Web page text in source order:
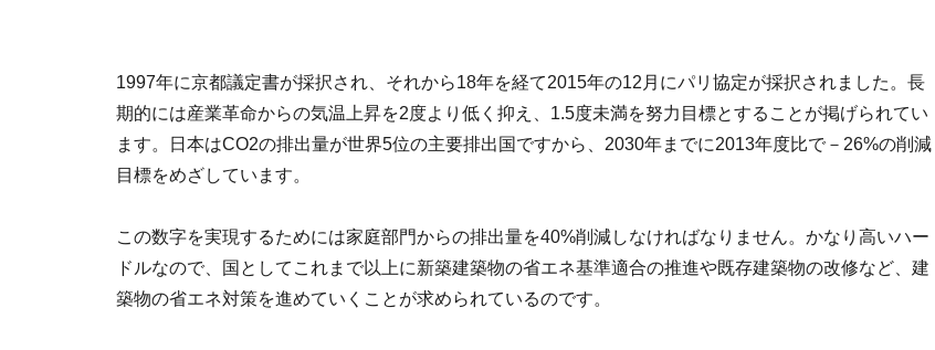
1997年に京都議定書が採択され、それから18年を経て2015年の12月にパリ協定が採択されました。長
期的には産業革命からの気温上昇を2度より低く抑え、1.5度未満を努力目標とすることが掲げられてい
ます。日本はCO2の排出量が世界5位の主要排出国ですから、2030年までに2013年度比で－26%の削減
目標をめざしています。
この数字を実現するためには家庭部門からの排出量を40%削減しなければなりません。かなり高いハー
ドルなので、国としてこれまで以上に新築建築物の省エネ基準適合の推進や既存建築物の改修など、建
築物の省エネ対策を進めていくことが求められているのです。